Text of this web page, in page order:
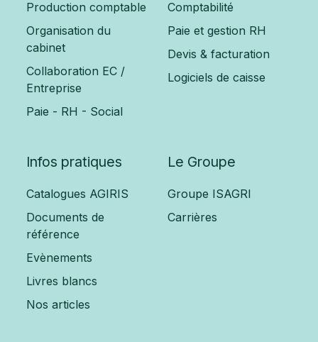
Production comptable
Organisation du
cabinet
Collaboration EC /
Entreprise
Paie - RH - Social
Comptabilité
Paie et gestion RH
Devis & facturation
Logiciels de caisse
Infos pratiques
Catalogues AGIRIS
Documents de
référence
Evènements
Livres blancs
Nos articles
Le Groupe
Groupe ISAGRI
Carrières